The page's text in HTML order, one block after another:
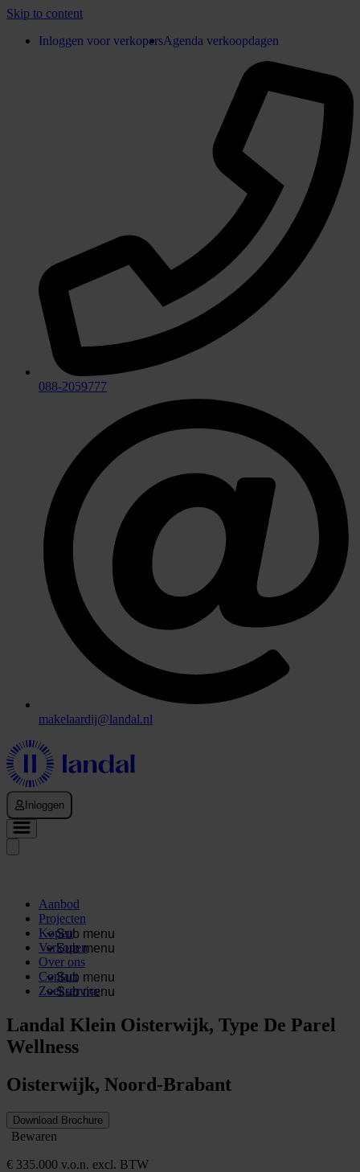
Skip to content
Inloggen voor verkopersAgenda verkoopdagen
088-2059777
makelaardij@landal.nl
Inloggen
Aanbod
Projecten
Sub menu
Kopen
Sub menu
Verkopen
Over ons
Sub menu
Contact
Sub menu
Zoekservice
Landal Klein Oisterwijk, Type De Parel
Wellness
Oisterwijk, Noord-Brabant
Download Brochure
Bewaren
€ 335.000 v.o.n. excl. BTW